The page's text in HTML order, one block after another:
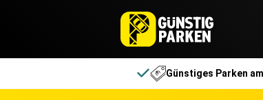
Günstiges Parken am